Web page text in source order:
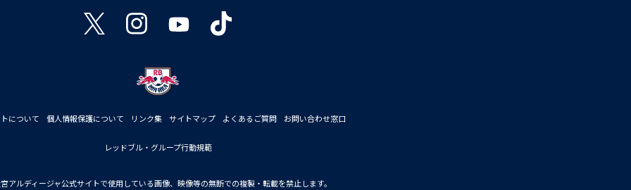
について 個人情報保護について リンク集 サイトマップ よくあるご質問 お問い合わせ窓口
レッドブル・グループ行動規範
アルディージャ公式サイトで使用している画像、映像等の無断での複製・転載を禁止します。